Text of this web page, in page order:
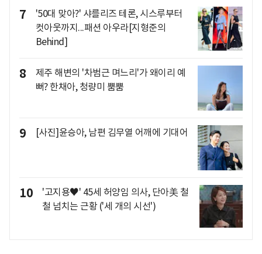
7
'50대 맞아?' 샤를리즈 테론, 시스루부터
컷아웃까지...패션 아우라[지형준의
Behind]
8
제주 해변의 '차범근 며느리'가 왜이리 예
뻐? 한채아, 청량미 뿜뿜
9 [사진]윤승아, 남편 김무열 어깨에 기대어
10
'고지용♥' 45세 허양임 의사, 단아美 철
철 넘치는 근황 ('세 개의 시선')